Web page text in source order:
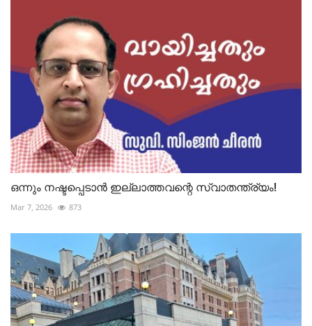
ഒന്നും നഷ്ടപ്പെടാൻ ഇല്ലാത്തവന്റെ സ്വാതന്ത്ര്യം!
Mar 7, 2026 873